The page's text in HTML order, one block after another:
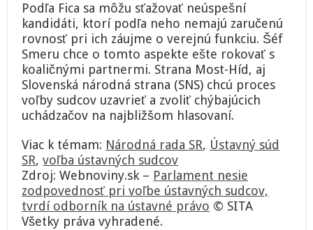
Podľa Fica sa môžu sťažovať neúspešní
kandidáti, ktorí podľa neho nemajú zaručenú
rovnosť pri ich záujme o verejnú funkciu. Šéf
Smeru chce o tomto aspekte ešte rokovať s
koaličnými partnermi. Strana Most-Híd, aj
Slovenská národná strana (SNS) chcú proces
voľby sudcov uzavrieť a zvoliť chýbajúcich
uchádzačov na najbližšom hlasovaní.
Viac k témam: Národná rada SR, Ústavný súd
SR,voľba ústavných sudcov
Zdroj: Webnoviny.sk – Parlament nesie
zodpovednosť pri voľbe ústavných sudcov,
tvrdí odborník na ústavné právo © SITA
Všetky práva vyhradené.